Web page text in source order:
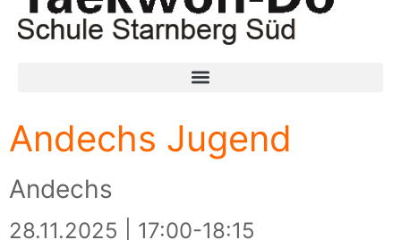
Andechs Jugend
Andechs
28.11.2025 | 17:00-18:15